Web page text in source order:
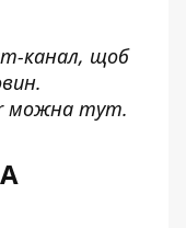
канал, щоб
можна тут.